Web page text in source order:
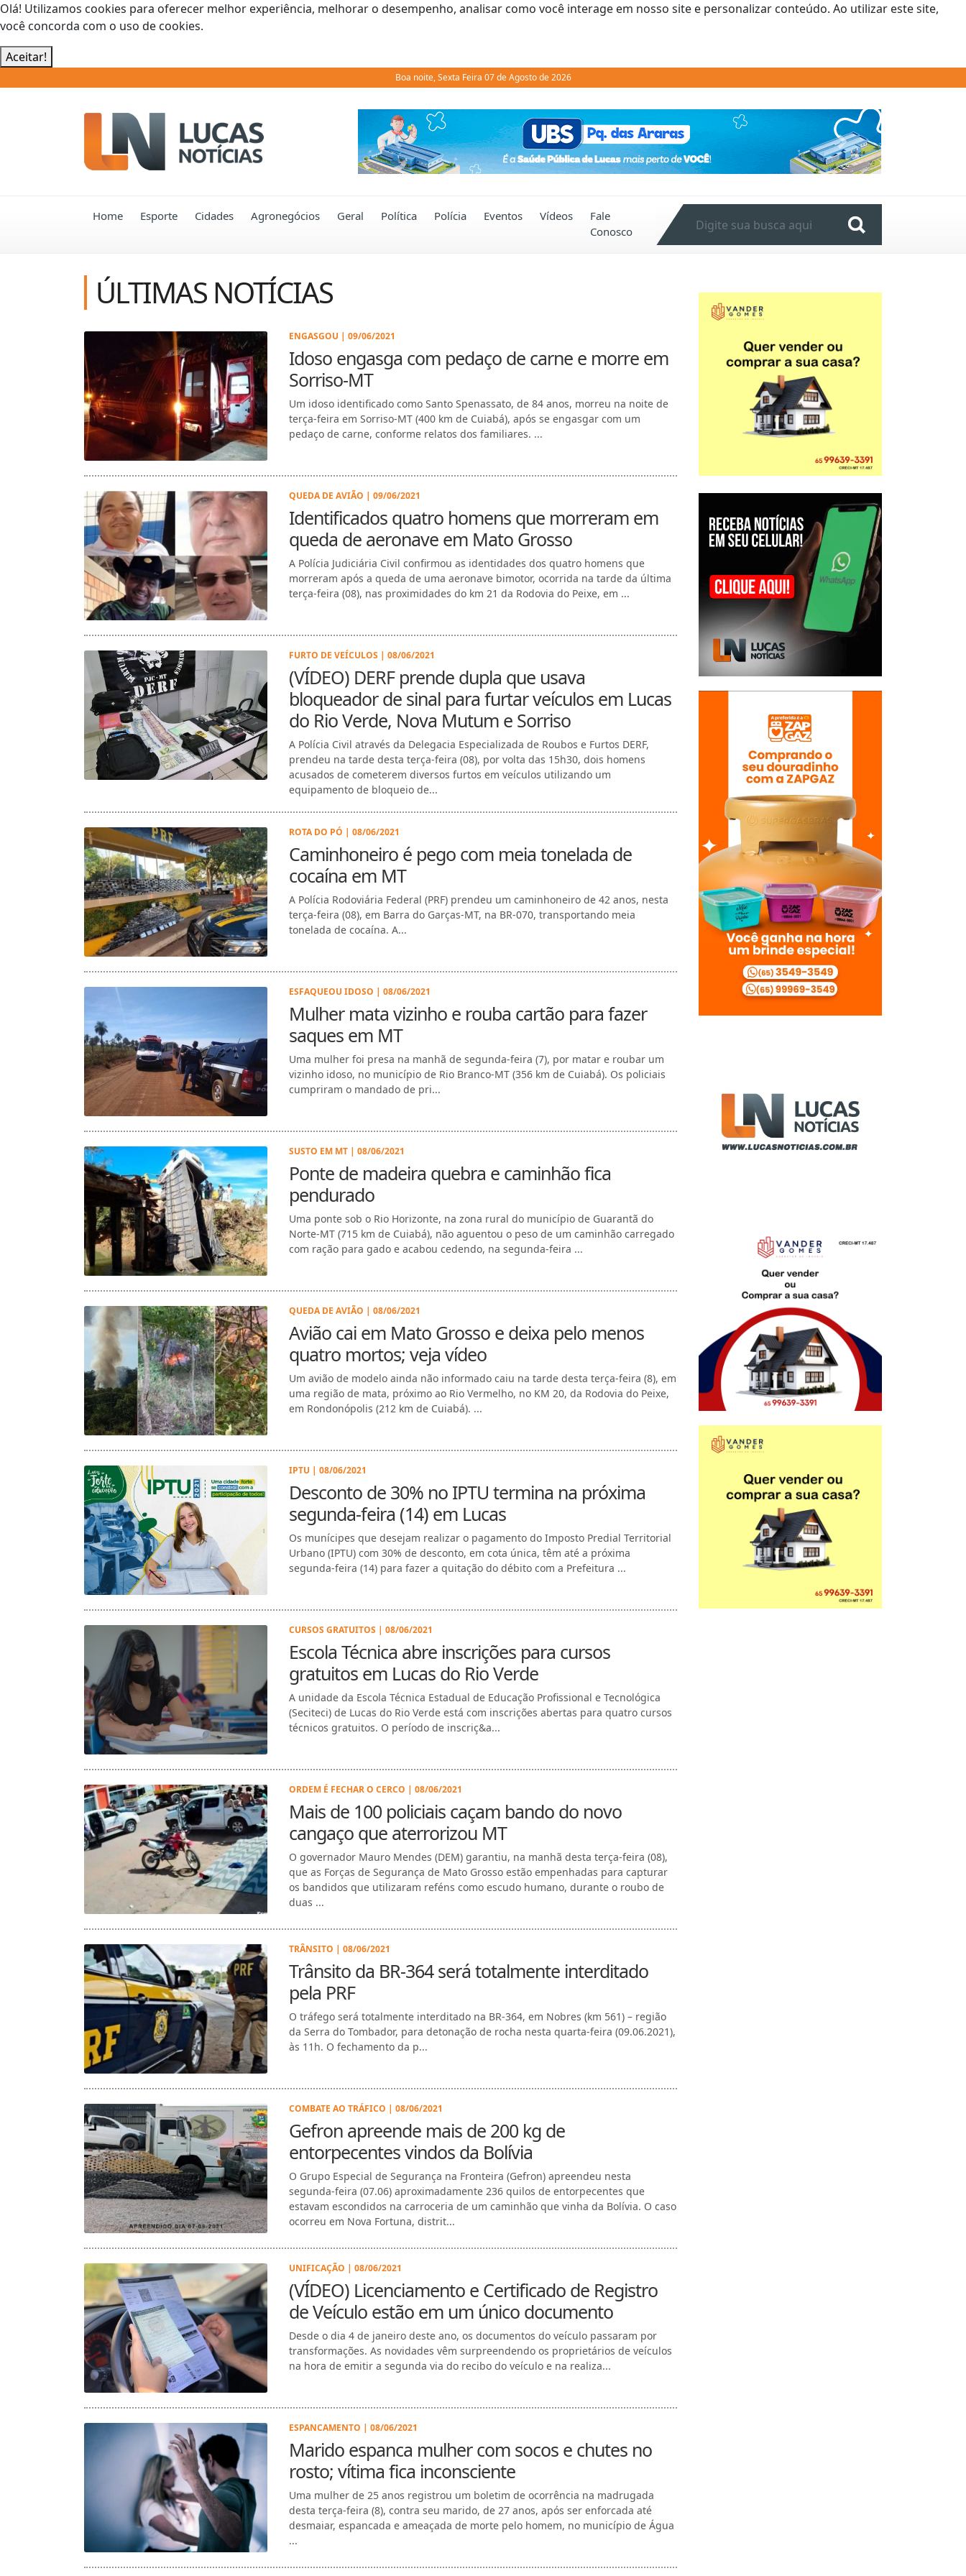
Olá! Utilizamos cookies para oferecer melhor experiência, melhorar o desempenho, analisar como você interage em nosso site e personalizar conteúdo. Ao utilizar este site,
você concorda com o uso de cookies.
Aceitar!
Boa noite, Sexta Feira 07 de Agosto de 2026
Previous Next
Home Esporte Cidades Agronegócios Geral Política Polícia Eventos Vídeos
Fale
Conosco
ÚLTIMAS NOTÍCIAS
ENGASGOU | 09/06/2021
Idoso engasga com pedaço de carne e morre em
Sorriso-MT
Um idoso identificado como Santo Spenassato, de 84 anos, morreu na noite de
terça-feira em Sorriso-MT (400 km de Cuiabá), após se engasgar com um
pedaço de carne, conforme relatos dos familiares. ...
QUEDA DE AVIÃO | 09/06/2021
Identificados quatro homens que morreram em
queda de aeronave em Mato Grosso
A Polícia Judiciária Civil confirmou as identidades dos quatro homens que
morreram após a queda de uma aeronave bimotor, ocorrida na tarde da última
terça-feira (08), nas proximidades do km 21 da Rodovia do Peixe, em ...
FURTO DE VEÍCULOS | 08/06/2021
(VÍDEO) DERF prende dupla que usava
bloqueador de sinal para furtar veículos em Lucas
do Rio Verde, Nova Mutum e Sorriso
A Polícia Civil através da Delegacia Especializada de Roubos e Furtos DERF,
prendeu na tarde desta terça-feira (08), por volta das 15h30, dois homens
acusados de cometerem diversos furtos em veículos utilizando um
equipamento de bloqueio de...
ROTA DO PÓ | 08/06/2021
Caminhoneiro é pego com meia tonelada de
cocaína em MT
A Polícia Rodoviária Federal (PRF) prendeu um caminhoneiro de 42 anos, nesta
terça-feira (08), em Barra do Garças-MT, na BR-070, transportando meia
tonelada de cocaína. A...
ESFAQUEOU IDOSO | 08/06/2021
Mulher mata vizinho e rouba cartão para fazer
saques em MT
Uma mulher foi presa na manhã de segunda-feira (7), por matar e roubar um
vizinho idoso, no município de Rio Branco-MT (356 km de Cuiabá). Os policiais
cumpriram o mandado de pri...
SUSTO EM MT | 08/06/2021
Ponte de madeira quebra e caminhão fica
pendurado
Uma ponte sob o Rio Horizonte, na zona rural do município de Guarantã do
Norte-MT (715 km de Cuiabá), não aguentou o peso de um caminhão carregado
com ração para gado e acabou cedendo, na segunda-feira ...
QUEDA DE AVIÃO | 08/06/2021
Avião cai em Mato Grosso e deixa pelo menos
quatro mortos; veja vídeo
Um avião de modelo ainda não informado caiu na tarde desta terça-feira (8), em
uma região de mata, próximo ao Rio Vermelho, no KM 20, da Rodovia do Peixe,
em Rondonópolis (212 km de Cuiabá). ...
IPTU | 08/06/2021
Desconto de 30% no IPTU termina na próxima
segunda-feira (14) em Lucas
Os munícipes que desejam realizar o pagamento do Imposto Predial Territorial
Urbano (IPTU) com 30% de desconto, em cota única, têm até a próxima
segunda-feira (14) para fazer a quitação do débito com a Prefeitura ...
CURSOS GRATUITOS | 08/06/2021
Escola Técnica abre inscrições para cursos
gratuitos em Lucas do Rio Verde
A unidade da Escola Técnica Estadual de Educação Profissional e Tecnológica
(Seciteci) de Lucas do Rio Verde está com inscrições abertas para quatro cursos
técnicos gratuitos. O período de inscriç&a...
ORDEM É FECHAR O CERCO | 08/06/2021
Mais de 100 policiais caçam bando do novo
cangaço que aterrorizou MT
O governador Mauro Mendes (DEM) garantiu, na manhã desta terça-feira (08),
que as Forças de Segurança de Mato Grosso estão empenhadas para capturar
os bandidos que utilizaram reféns como escudo humano, durante o roubo de
duas ...
TRÂNSITO | 08/06/2021
Trânsito da BR-364 será totalmente interditado
pela PRF
O tráfego será totalmente interditado na BR-364, em Nobres (km 561) – região
da Serra do Tombador, para detonação de rocha nesta quarta-feira (09.06.2021),
às 11h. O fechamento da p...
COMBATE AO TRÁFICO | 08/06/2021
Gefron apreende mais de 200 kg de
entorpecentes vindos da Bolívia
O Grupo Especial de Segurança na Fronteira (Gefron) apreendeu nesta
segunda-feira (07.06) aproximadamente 236 quilos de entorpecentes que
estavam escondidos na carroceria de um caminhão que vinha da Bolívia. O caso
ocorreu em Nova Fortuna, distrit...
UNIFICAÇÃO | 08/06/2021
(VÍDEO) Licenciamento e Certificado de Registro
de Veículo estão em um único documento
Desde o dia 4 de janeiro deste ano, os documentos do veículo passaram por
transformações. As novidades vêm surpreendendo os proprietários de veículos
na hora de emitir a segunda via do recibo do veículo e na realiza...
ESPANCAMENTO | 08/06/2021
Marido espanca mulher com socos e chutes no
rosto; vítima fica inconsciente
Uma mulher de 25 anos registrou um boletim de ocorrência na madrugada
desta terça-feira (8), contra seu marido, de 27 anos, após ser enforcada até
desmaiar, espancada e ameaçada de morte pelo homem, no município de Água
...